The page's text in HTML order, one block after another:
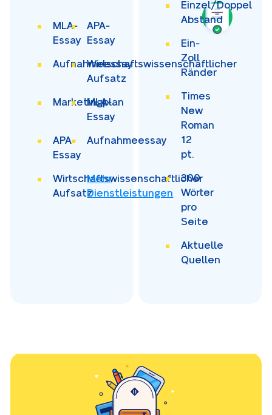
MLA-
Essay
APA-
Essay
Aufnahmeessay
Wirtschaftswissenschaftlicher
Aufsatz
Marketingplan
MLA-
Essay
APA-
Essay
Aufnahmeessay
Wirtschaftswissenschaftlicher
Aufsatz
Mehr
Dienstleistungen
Einzel/Doppel
Abstand
Ein-
Zoll
Ränder
Times
New
Roman
12
pt.
300
Wörter
pro
Seite
Aktuelle
Quellen